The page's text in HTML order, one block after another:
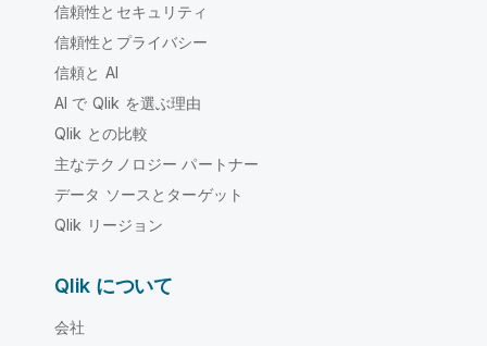
信頼性とセキュリティ
信頼性とプライバシー
信頼と AI
AI で Qlik を選ぶ理由
Qlik との比較
主なテクノロジー パートナー
データ ソースとターゲット
Qlik リージョン
Qlik について
会社